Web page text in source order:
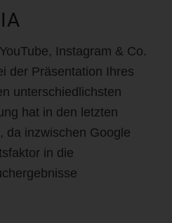
Instagram & Co.
der Präsentation Ihres
unterschiedlichsten
hat in den letzten
da inzwischen Google
in die